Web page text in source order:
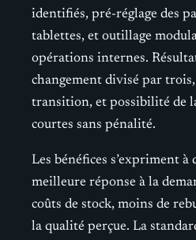
identifiés, pré-réglage des
tablettes, et outillage
opérations internes.
changement divisé par trois,
transition, et possibilité de
courtes sans pénalité.
Les bénéfices s’expriment
meilleure réponse à la
coûts de stock, moins de
la qualité perçue. La